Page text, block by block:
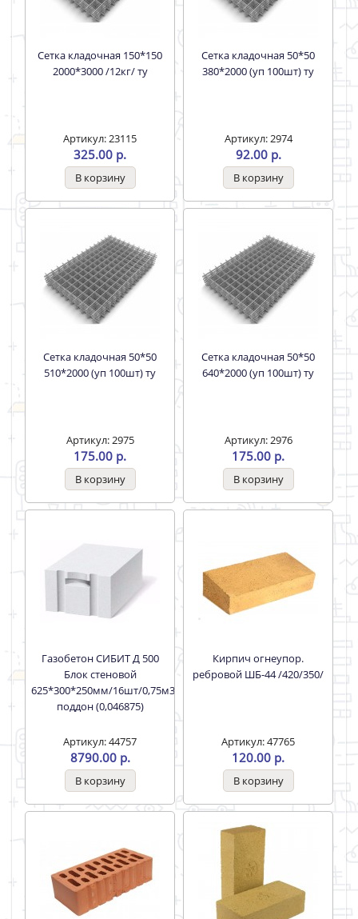
Сетка кладочная 150*150
2000*3000 /12кг/ ту
Артикул: 23115
325.00 р.
Сетка кладочная 50*50
380*2000 (уп 100шт) ту
Артикул: 2974
92.00 р.
Сетка кладочная 50*50
510*2000 (уп 100шт) ту
Артикул: 2975
175.00 р.
Сетка кладочная 50*50
640*2000 (уп 100шт) ту
Артикул: 2976
175.00 р.
Газобетон СИБИТ Д 500
Блок стеновой
625*300*250мм/16шт/0,75м3
поддон (0,046875)
Артикул: 44757
8790.00 р.
Кирпич огнеупор.
ребровой ШБ-44 /420/350/
Артикул: 47765
120.00 р.